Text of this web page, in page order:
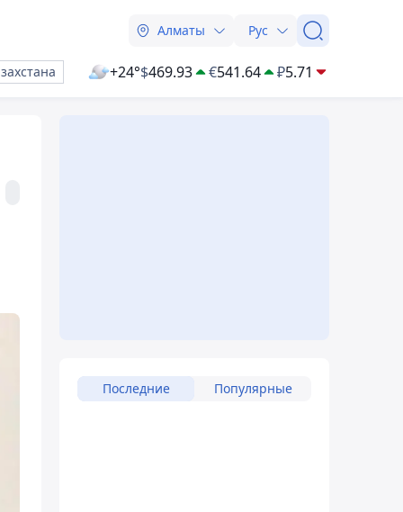
Алматы Рус
+24°$469.93 €541.64 ₽5.71
Последние Популярные